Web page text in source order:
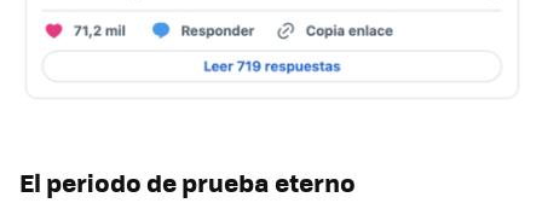
El periodo de prueba eterno